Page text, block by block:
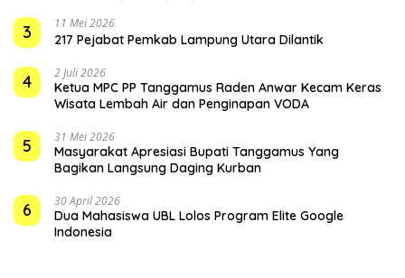
3 11 Mei 2026
217 Pejabat Pemkab Lampung Utara Dilantik
4 2 Juli 2026
Ketua MPC PP Tanggamus Raden Anwar Kecam Keras
Wisata Lembah Air dan Penginapan VODA
5 31 Mei 2026
Masyarakat Apresiasi Bupati Tanggamus Yang
Bagikan Langsung Daging Kurban
6 30 April 2026
Dua Mahasiswa UBL Lolos Program Elite Google
Indonesia